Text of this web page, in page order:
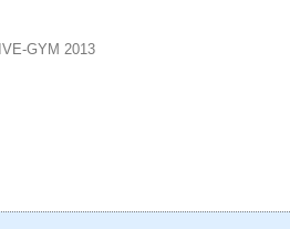
GYM 2013